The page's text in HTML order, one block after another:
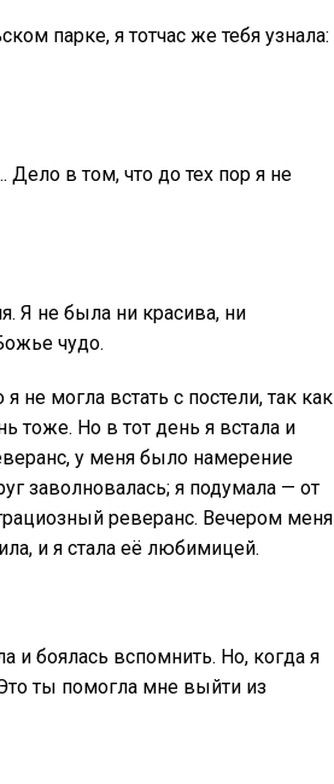
парке, я тотчас же тебя узнала:
Дело в том, что до тех пор я не
Я не была ни красива, ни
чудо.
не могла встать с постели, так как
тоже. Но в тот день я встала и
у меня было намерение
заволновалась; я подумала — от
реверанс. Вечером меня
и я стала её любимицей.
и боялась вспомнить. Но, когда я
ты помогла мне выйти из